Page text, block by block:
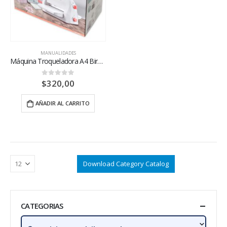
MANUALIDADES
Máquina Troqueladora A4 BiraBira
0out of 5
$320,00
AÑADIR AL CARRITO
Download Category Catalog
CATEGORIAS